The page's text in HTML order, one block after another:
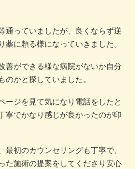
通っていましたが、良くならず逆
薬に頼る様になっていきました。
善ができる様な病院がないか自分
のかと探していました。
ージを見て気になり電話をしたと
寧でかなり感じが良かったのが印
最初のカウンセリングも丁寧で、
た施術の提案をしてくださり安心